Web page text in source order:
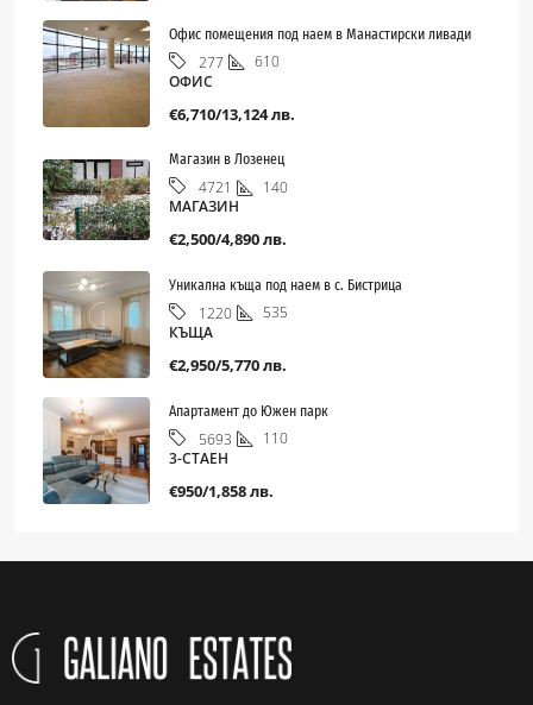
Офис помещения под наем в Манастирски ливади
277
610
ОФИС
€6,710/13,124 лв.
Магазин в Лозенец
4721
140
МАГАЗИН
€2,500/4,890 лв.
Уникална къща под наем в с. Бистрица
1220
535
КЪЩА
€2,950/5,770 лв.
Апартамент до Южен парк
5693
110
3-СТАЕН
€950/1,858 лв.